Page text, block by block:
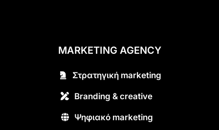
MARKETING AGENCY
Στρατηγική marketing
Branding & creative
Ψηφιακό marketing